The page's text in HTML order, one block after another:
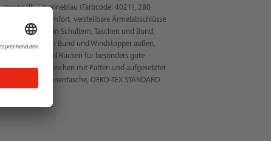
neongelb / marineblau (Farbcode: 4021), 280
hoher Tragekomfort, verstellbare Ärmelabschlüsse
an Schultern, Taschen und Bund,
am Bund und Windstopper außen,
auf Brust und Rücken für besonders gute
zwei Brusttaschen mit Patten und aufgesetzter
Innentasche, OEKO-TEX STANDARD